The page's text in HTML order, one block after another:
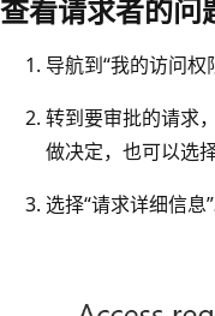
查看请求者的问
导航到“我的访问权
转到要审批的请求
做决定，也可以选
选择“请求详细信息”